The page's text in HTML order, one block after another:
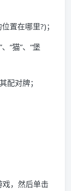
置在哪里?)；
“猫”、“堡
配对牌；
，然后单击